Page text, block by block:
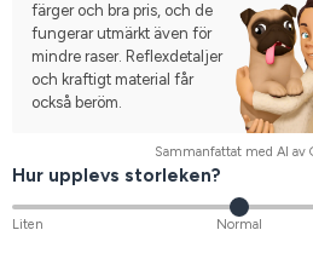
färger och bra pris, och de
fungerar utmärkt även för
mindre raser. Reflexdetaljer
och kraftigt material får
också beröm.
Sammanfattat med AI av
Hur upplevs storleken?
Liten Normal